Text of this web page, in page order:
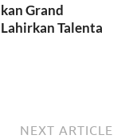
Grand
Talenta
NEXT ARTICLE